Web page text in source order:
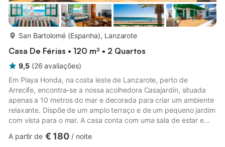
San Bartolomé (Espanha), Lanzarote
Casa De Férias • 120 m² • 2 Quartos
9,5 (26 avaliações)
Em Playa Honda, na costa leste de Lanzarote, perto de
Arrecife, encontra-se a nossa acolhedora Casajardín, situada
apenas a 10 metros do mar e decorada para criar um ambiente
relaxante. Dispõe de um amplo terraço e de um pequeno jardim
com vista para o mar. A casa conta com uma sala de estar e
refeições adicional, três quartos (dois com duas camas
A partir de € 180 / noite